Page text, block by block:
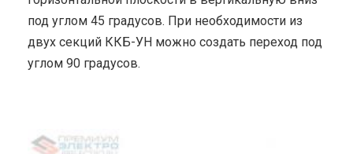
под углом 45 градусов. При необходимости из
двух секций ККБ-УН можно создать переход под
углом 90 градусов.